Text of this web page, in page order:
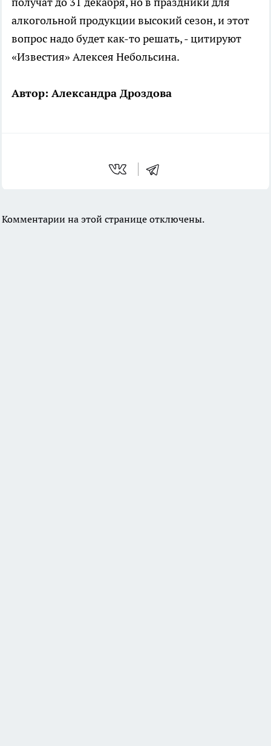
алкогольной продукции высокий сезон, и этот
вопрос надо будет как-то решать, - цитируют
«Известия» Алексея Небольсина.
Автор: Александра Дроздова
Комментарии на этой странице отключены.